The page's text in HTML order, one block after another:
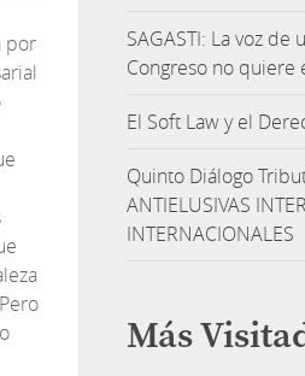
por
SAGASTI: La voz de
Congreso no quiere
El Soft Law y el
Quinto Diálogo
ANTIELUSIVAS
INTERNACIONALES
Más